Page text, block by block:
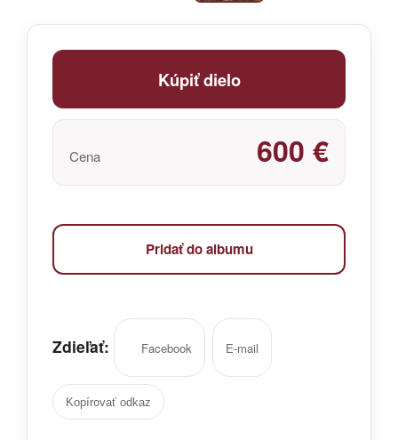
Kúpiť dielo
Cena 600 €
Pridať do albumu
Zdieľať: Facebook E-mail
Kopírovať odkaz